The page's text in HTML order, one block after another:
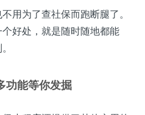
用为了查社保而跑断腿了。
好处，就是随时随地都能
功能等你发掘